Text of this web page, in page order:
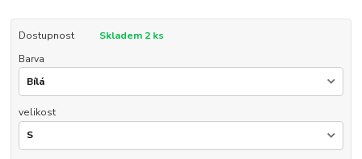
Dostupnost
Skladem 2 ks
Barva
velikost